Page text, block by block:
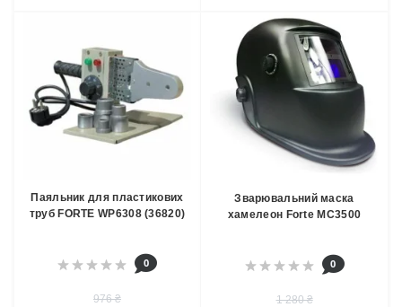
Паяльник для пластикових
труб FORTE WP6308 (36820)
0
976 ₴
Зварювальний маска
хамелеон Forte MC3500
0
1 280 ₴